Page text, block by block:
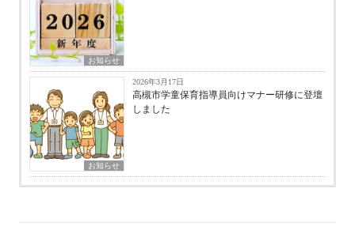
お知らせ
お知らせ
2026年3月17日
高槻市学童保育指導員向けマナー研修に登壇
しました